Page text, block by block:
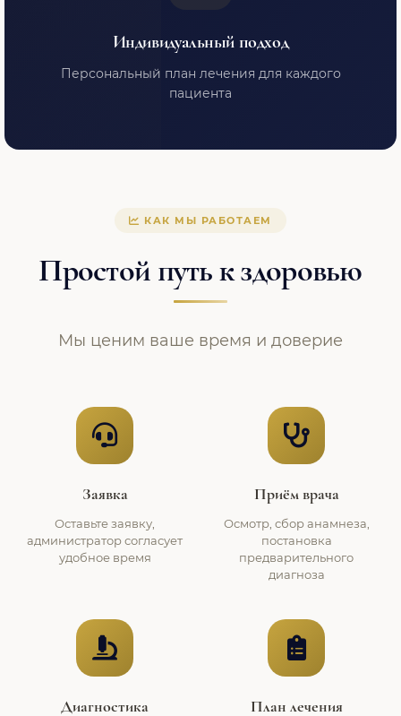
Индивидуальный подход
Персональный план лечения для каждого
пациента
КАК МЫ РАБОТАЕМ
Простой путь к здоровью
Мы ценим ваше время и доверие
Заявка
Оставьте заявку,
администратор согласует
удобное время
Приём врача
Осмотр, сбор анамнеза,
постановка
предварительного
диагноза
Диагностика План лечения